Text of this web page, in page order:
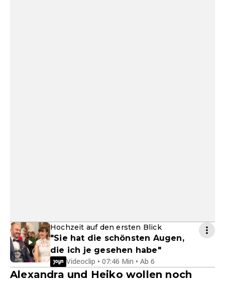
Hochzeit auf den ersten Blick
"Sie hat die schönsten Augen,
die ich je gesehen habe"
Videoclip • 07:46 Min • Ab 6
Alexandra und Heiko wollen noch